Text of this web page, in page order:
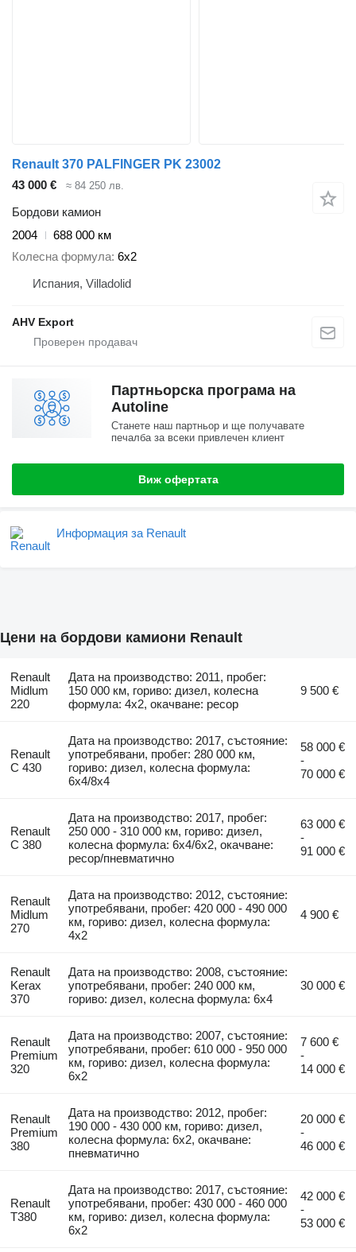
Renault 370 PALFINGER PK 23002
43 000 €
≈ 84 250 лв.
Бордови камион
2004
688 000 км
Колесна формула 6x2
Испания, Villadolid
AHV Export
Партньорска програма на
Autoline
Станете наш партньор и ще получавате
печалба за всеки привлечен клиент
Виж офертата
Информация за Renault
Цени на бордови камиони Renault
Renault
Midlum
220
Дата на производство: 2011, пробег:
150 000 км, гориво: дизел, колесна
формула: 4x2, окачване: ресор
9 500 €
Renault
C 430
Дата на производство: 2017, състояние:
употребявани, пробег: 280 000 км,
гориво: дизел, колесна формула:
6x4/8x4
58 000 €
-
70 000 €
Renault
C 380
Дата на производство: 2017, пробег:
250 000 - 310 000 км, гориво: дизел,
колесна формула: 6x4/6x2, окачване:
ресор/пневматично
63 000 €
-
91 000 €
Renault
Midlum
270
Дата на производство: 2012, състояние:
употребявани, пробег: 420 000 - 490 000
км, гориво: дизел, колесна формула:
4x2
4 900 €
Renault
Kerax
370
Дата на производство: 2008, състояние:
употребявани, пробег: 240 000 км,
гориво: дизел, колесна формула: 6x4
30 000 €
Renault
Premium
320
Дата на производство: 2007, състояние:
употребявани, пробег: 610 000 - 950 000
км, гориво: дизел, колесна формула:
6x2
7 600 €
-
14 000 €
Renault
Premium
380
Дата на производство: 2012, пробег:
190 000 - 430 000 км, гориво: дизел,
колесна формула: 6x2, окачване:
пневматично
20 000 €
-
46 000 €
Renault
T380
Дата на производство: 2017, състояние:
употребявани, пробег: 430 000 - 460 000
км, гориво: дизел, колесна формула:
6x2
42 000 €
-
53 000 €